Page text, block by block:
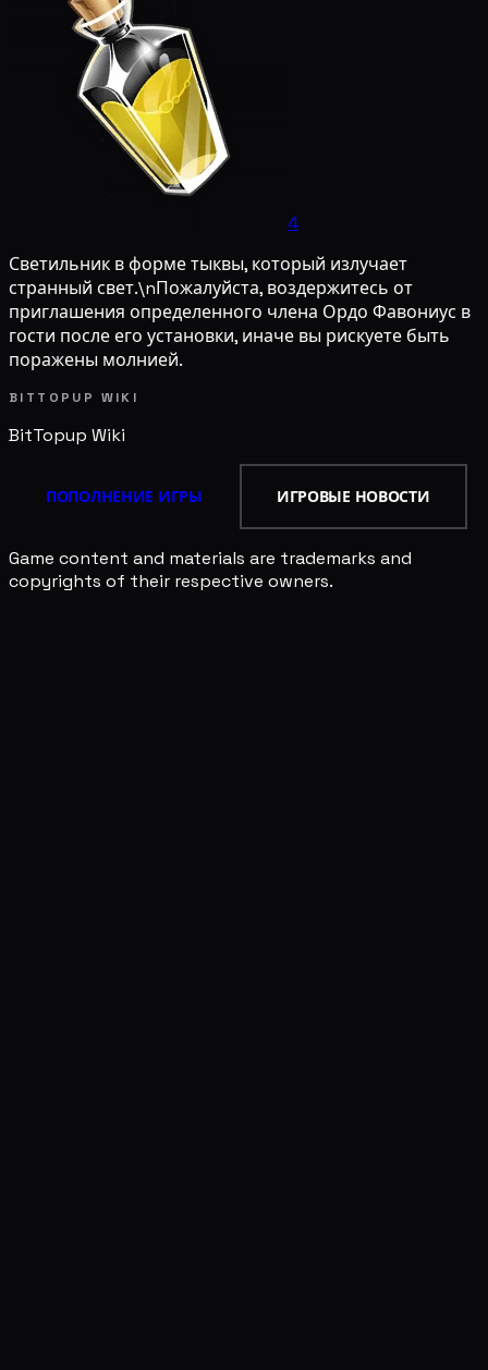
4
Светильник в форме тыквы, который излучает
странный свет.\nПожалуйста, воздержитесь от
приглашения определенного члена Ордо Фавониус в
гости после его установки, иначе вы рискуете быть
поражены молнией.
BITTOPUP WIKI
BitTopup Wiki
ПОПОЛНЕНИЕ ИГРЫ ИГРОВЫЕ НОВОСТИ
Game content and materials are trademarks and
copyrights of their respective owners.